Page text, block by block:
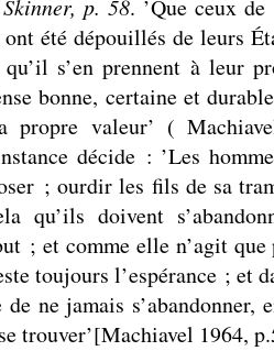
Skinner, p. 58. ’Que ceux
été dépouillés de leurs
s’en prennent à leur
bonne, certaine et
propre valeur’ (
décide : ’Les
; ourdir les fils de sa
qu’ils doivent
; et comme elle n’agit que
toujours l’espérance ; et
ne jamais s’abandonner,
trouver’[Machiavel 1964,